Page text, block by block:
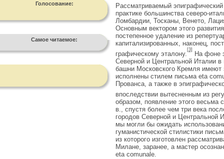
Голосование:
Самое читаемое:
Рассматриваемый
практике боль­шинства северо-
Ломбардии, Тосканы, Венето,
Основным вектором этого
постепенное удаление из
капитализированных, наконец,
графическому эталону.
[3]
На фоне
Северной и Центральной Италии в
башни Московского Кремля имеют
исполнены стилем письма etа
Прованса, а также в
впослед­ствии вытесненным из
образом, появление это­го весьма
в., спустя более чем три века
городов Северной и Центральной
мы могли бы ожидать
гуманистической стилистики
из которого изготовлен
Милане, заранее, а мастер
eta comunale.